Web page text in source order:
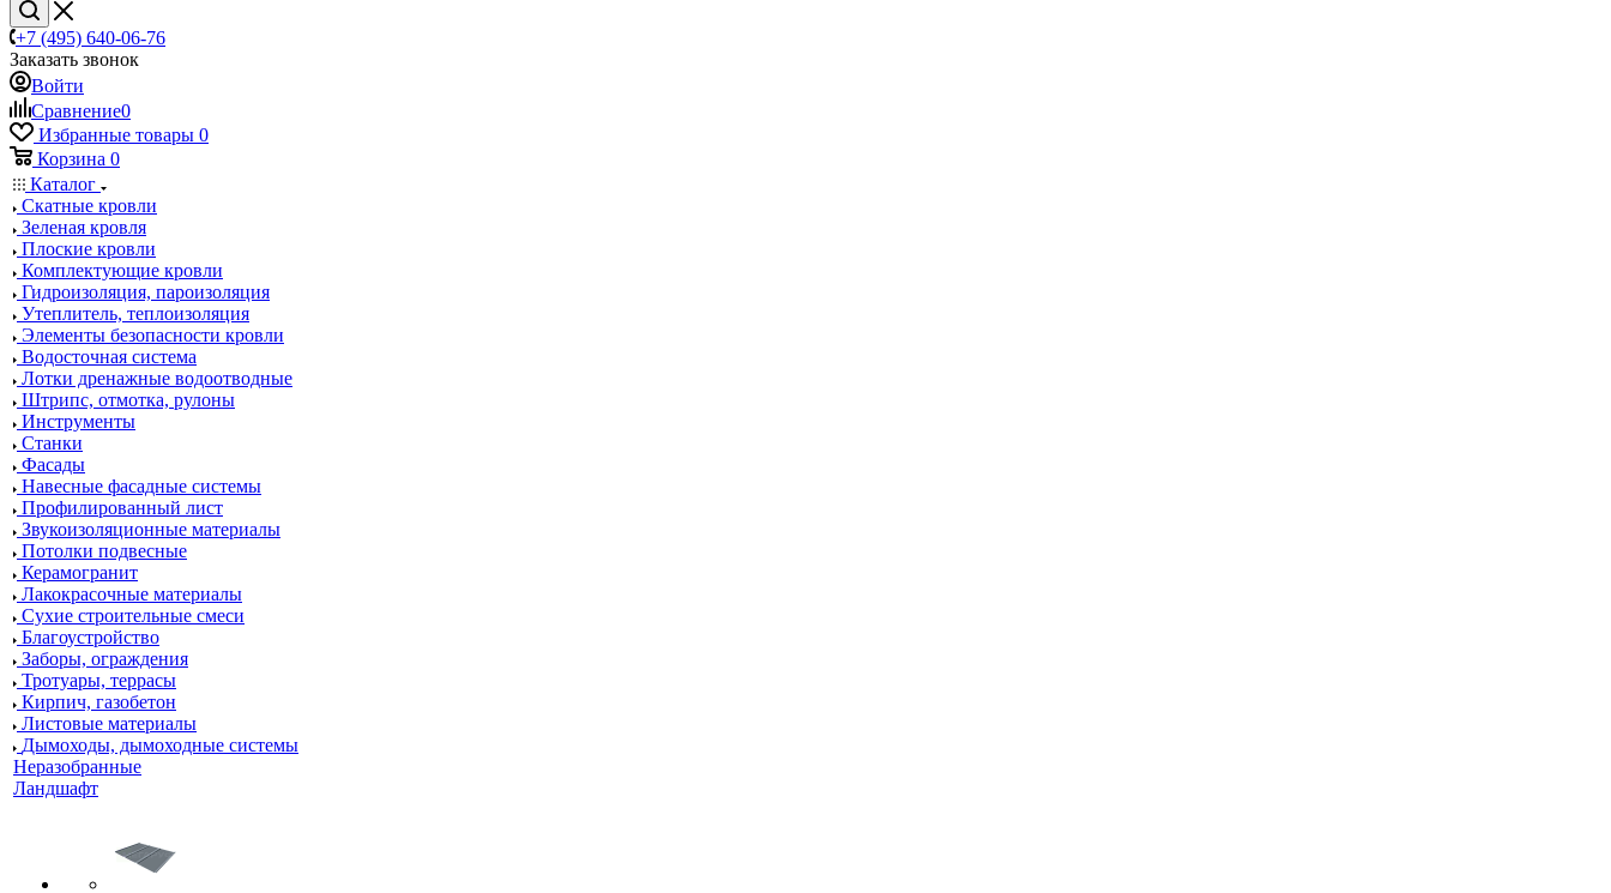
+7 (495) 640-06-76
Заказать звонок
Войти
Сравнение0
Избранные товары 0
Корзина 0
Каталог
Скатные кровли
Зеленая кровля
Плоские кровли
Комплектующие кровли
Гидроизоляция, пароизоляция
Утеплитель, теплоизоляция
Элементы безопасности кровли
Водосточная система
Лотки дренажные водоотводные
Штрипс, отмотка, рулоны
Инструменты
Станки
Фасады
Навесные фасадные системы
Профилированный лист
Звукоизоляционные материалы
Потолки подвесные
Керамогранит
Лакокрасочные материалы
Сухие строительные смеси
Благоустройство
Заборы, ограждения
Тротуары, террасы
Кирпич, газобетон
Листовые материалы
Дымоходы, дымоходные системы
Неразобранные
Ландшафт